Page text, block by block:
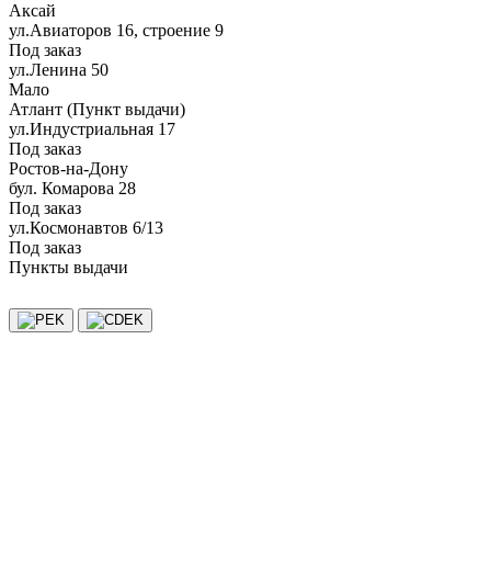
Аксай
ул.Авиаторов 16, строение 9
Под заказ
ул.Ленина 50
Мало
Атлант (Пункт выдачи)
ул.Индустриальная 17
Под заказ
Ростов-на-Дону
бул. Комарова 28
Под заказ
ул.Космонавтов 6/13
Под заказ
Пункты выдачи